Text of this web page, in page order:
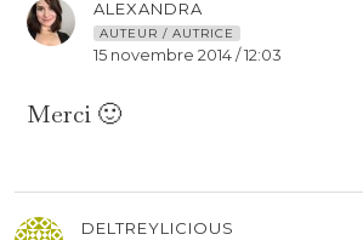
ALEXANDRA
AUTEUR / AUTRICE
15 novembre 2014 / 12:03
Merci 🙂
DELTREYLICIOUS